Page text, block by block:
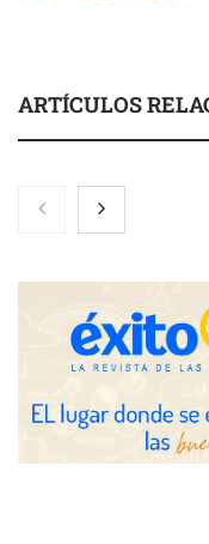
ARTÍCULOS
Nicols presenta seis
eclipse solar del 12 de
Zoomex mejora su
avanzadas para trading
COMPALISS de
las posibilidades del